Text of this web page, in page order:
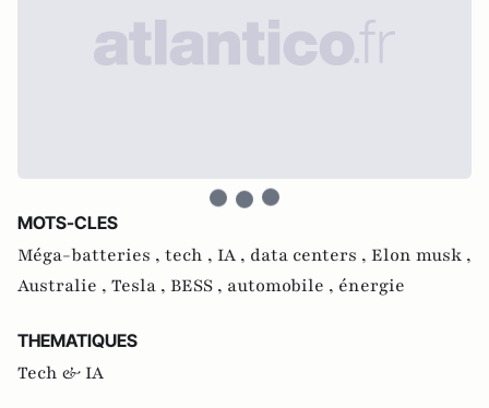
MOTS-CLES
Méga-batteries , tech , IA , data centers , Elon musk ,
Australie , Tesla , BESS , automobile , énergie
THEMATIQUES
Tech & IA